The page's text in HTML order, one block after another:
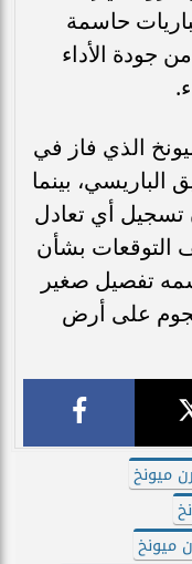
حاسمة
جودة الأداء
الذي فاز في
الباريسي، بينما
تسجيل أي تعادل
التوقعات بشأن
تفصيل صغير
على أرض
ميونخ
ميونخ